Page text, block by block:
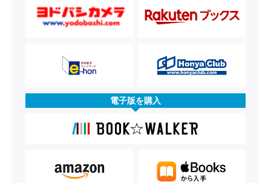
電子版を購入